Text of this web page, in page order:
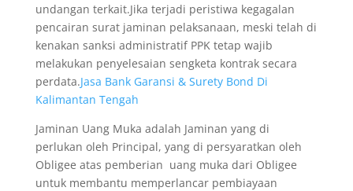
undangan terkait.Jika terjadi peristiwa kegagalan
pencairan surat jaminan pelaksanaan, meski telah di
kenakan sanksi administratif PPK tetap wajib
melakukan penyelesaian sengketa kontrak secara
perdata.Jasa Bank Garansi & Surety Bond Di
Kalimantan Tengah
Jaminan Uang Muka adalah Jaminan yang di
perlukan oleh Principal, yang di persyaratkan oleh
Obligee atas pemberian uang muka dari Obligee
untuk membantu memperlancar pembiayaan